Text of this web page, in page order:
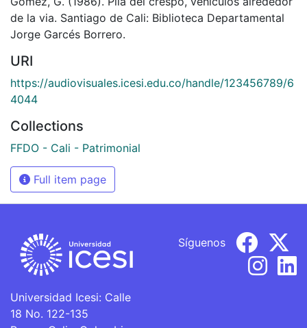
de la via. Santiago de Cali: Biblioteca Departamental
Jorge Garcés Borrero.
URI
https://audiovisuales.icesi.edu.co/handle/123456789/6
4044
Collections
FFDO - Cali - Patrimonial
Full item page
Universidad Icesi: Calle
18 No. 122-135
Síguenos